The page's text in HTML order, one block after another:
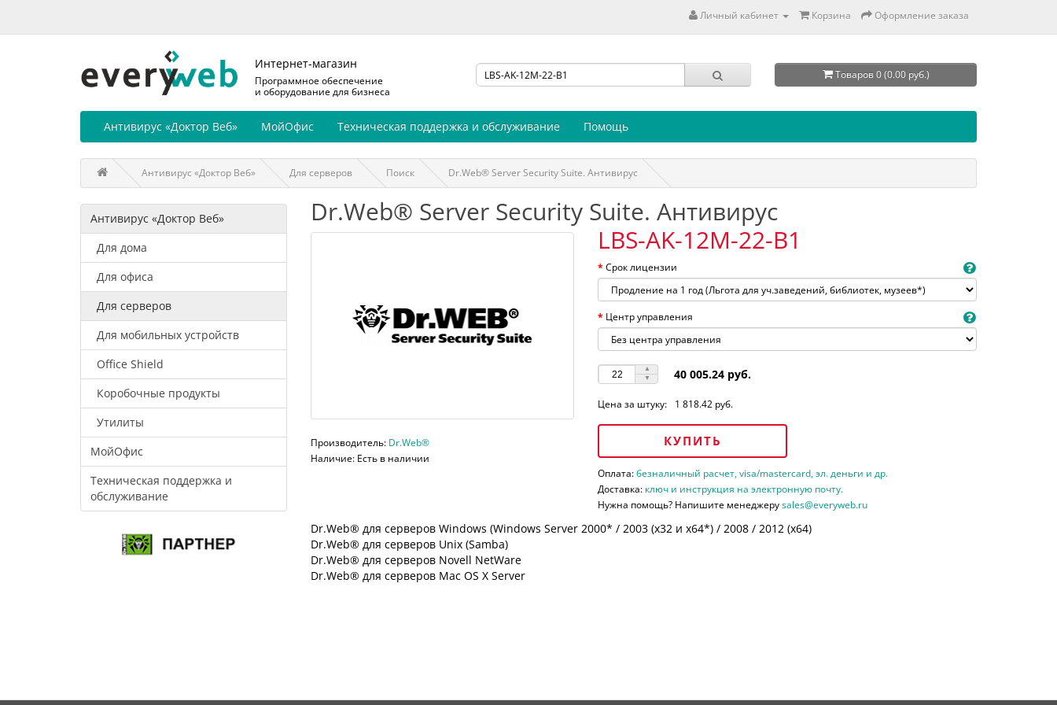
Личный кабинет Корзина Оформление заказа
Интернет-магазин
Программное обеспечение
и оборудование для бизнеса
Товаров 0 (0.00 руб.)
Антивирус «Доктор Веб» МойОфис Техническая поддержка и обслуживание Помощь
Антивирус «Доктор Веб» Для серверов Поиск Dr.Web® Server Security Suite. Антивирус
Антивирус «Доктор Веб»
Для дома
Для офиса
Для серверов
Для мобильных устройств
Office Shield
Коробочные продукты
Утилиты
МойОфис
Техническая поддержка и
обслуживание
Dr.Web® Server Security Suite. Антивирус
Производитель: Dr.Web®
Наличие: Есть в наличии
LBS-AK-12M-22-B1
Срок лицензии
Центр управления
40 005.24 руб.
Цена за штуку: 1 818.42 руб.
КУПИТЬ
Оплата:безналичный расчет, visa/mastercard, эл. деньги и др.
Доставка: ключ и инструкция на электронную почту.
Нужна помощь? Напишите менеджеруsales@everyweb.ru
Dr.Web® для серверов Windows (Windows Server 2000* / 2003 (х32 и х64*) / 2008 / 2012 (х64)
Dr.Web® для серверов Unix (Samba)
Dr.Web® для серверов Novell NetWare
Dr.Web® для серверов Mac OS X Server